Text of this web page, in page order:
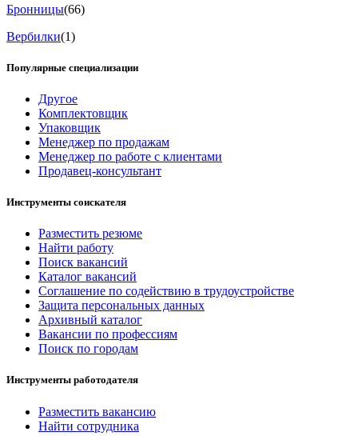
Бронницы(66)
Вербилки(1)
Популярные специализации
Другое
Комплектовщик
Упаковщик
Менеджер по продажам
Менеджер по работе с клиентами
Продавец-консультант
Инструменты соискателя
Разместить резюме
Найти работу
Поиск вакансий
Каталог вакансий
Соглашение по содействию в трудоустройстве
Защита персональных данных
Архивный каталог
Вакансии по профессиям
Поиск по городам
Инструменты работодателя
Разместить вакансию
Найти сотрудника